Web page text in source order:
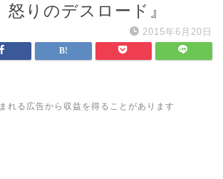
怒りのデスロード』
2015年6月20日
れる広告から収益を得ることがあります